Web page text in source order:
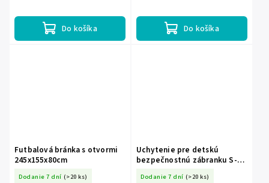
Do košíka Do košíka
Futbalová bránka s otvormi
245x155x80cm
Dodanie 7 dní (>20 ks)
Uchytenie pre detskú
bezpečnostnú zábranku S-
Dodanie 7 dní (>20 ks)